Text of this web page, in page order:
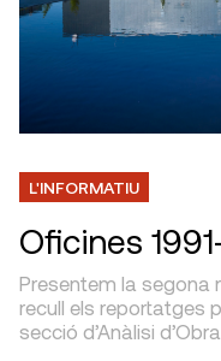
L'INFORMATIU
Oficines
Presentem la segona
recull els reportatges
secció d’Anàlisi